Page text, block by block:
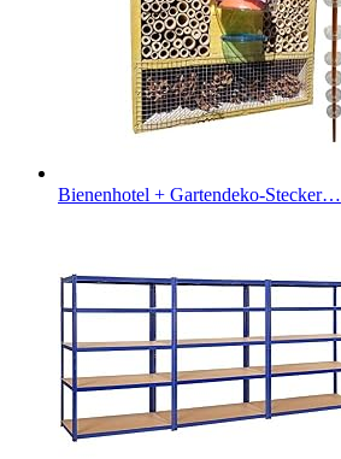
Bienenhotel + Gartendeko-Stecker…